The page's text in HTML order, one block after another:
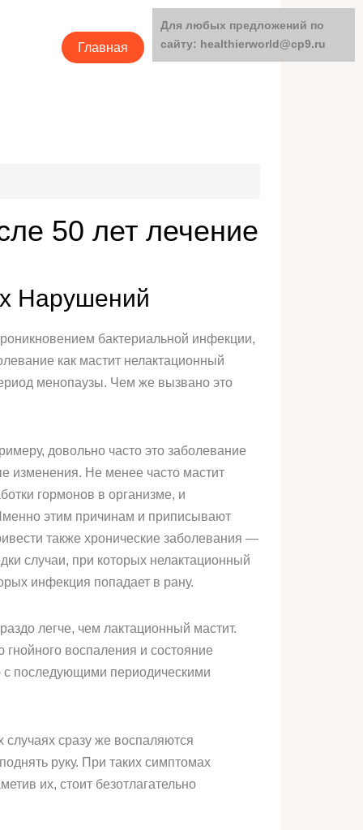
Главная Категории
50 лет лечение
Нарушений
бактериальной инфекции,
как мастит нелактационный
менопаузы. Чем же вызвано это
довольно часто это заболевание
изменения. Не менее часто мастит
гормонов в организме, и
этим причинам и приписывают
также хронические заболевания —
случаи, при которых нелактационный
инфекция попадает в рану.
легче, чем лактационный мастит.
гнойного воспаления и состояние
с последующими периодическими
сразу же воспаляются
руку. При таких симптомах
их, стоит безотлагательно
Для любых предложений по
сайту: healthierworld@cp9.ru